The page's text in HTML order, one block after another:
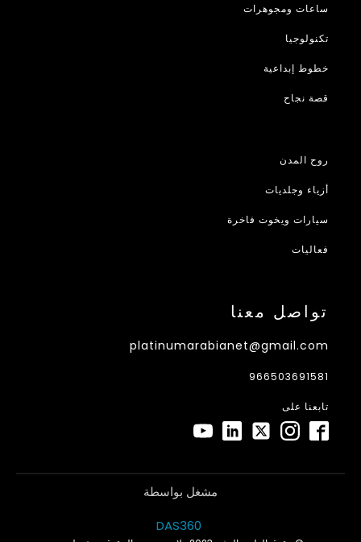
ساعات ومجوهرات
تكنولوجيا
خطوط إبداعية
قصة نجاح
روح المدن
أزياء وجلديات
سيارات ويخوت فاخرة
فعاليات
تواصل معنا
platinumarabianet@gmail.com
966503691581
تابعنا على
مشغل بواسطة